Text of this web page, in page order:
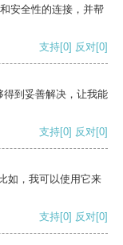
安全性的连接，并帮
支持[0] 反对[0]
到妥善解决，让我能
支持[0] 反对[0]
如，我可以使用它来
支持[0] 反对[0]